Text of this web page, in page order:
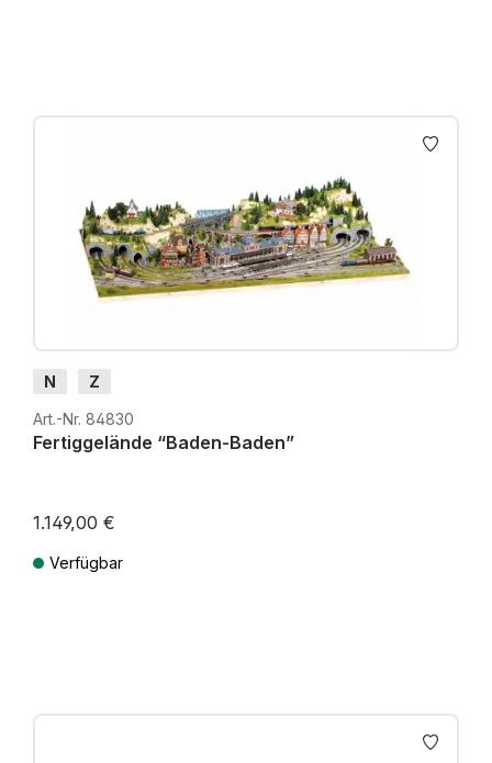
N
Z
Art.-Nr. 84830
Fertiggelände “Baden-Baden”
1.149,00 €
Verfügbar